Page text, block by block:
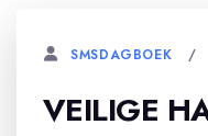
SMSDAGBOEK
VEILIGE